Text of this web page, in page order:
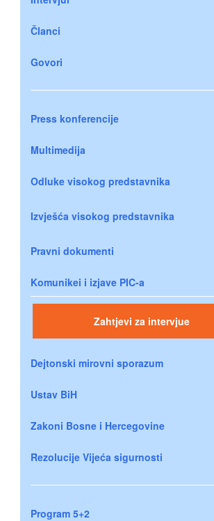
Članci
Govori
Press konferencije
Multimedija
Odluke visokog predstavnika
Izvješća visokog predstavnika
Pravni dokumenti
Komunikei i izjave PIC-a
Zahtjevi za intervjue
Dejtonski mirovni sporazum
Ustav BiH
Zakoni Bosne i Hercegovine
Rezolucije Vijeća sigurnosti
Program 5+2